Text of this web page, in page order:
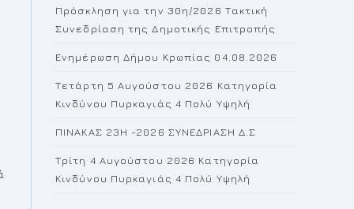
Πρόσκληση για την 30η/2026 Τακτική
Συνεδρίαση της Δημοτικής Επιτροπής
Ενημέρωση Δήμου Κρωπίας 04.08.2026
Τετάρτη 5 Αυγούστου 2026 Κατηγορία
Κινδύνου Πυρκαγιάς 4 Πολύ Υψηλή
ΠΙΝΑΚΑΣ 23H -2026 ΣΥΝΕΔΡΙΑΣΗ Δ.Σ
Τρίτη 4 Αυγούστου 2026 Κατηγορία
Κινδύνου Πυρκαγιάς 4 Πολύ Υψηλή